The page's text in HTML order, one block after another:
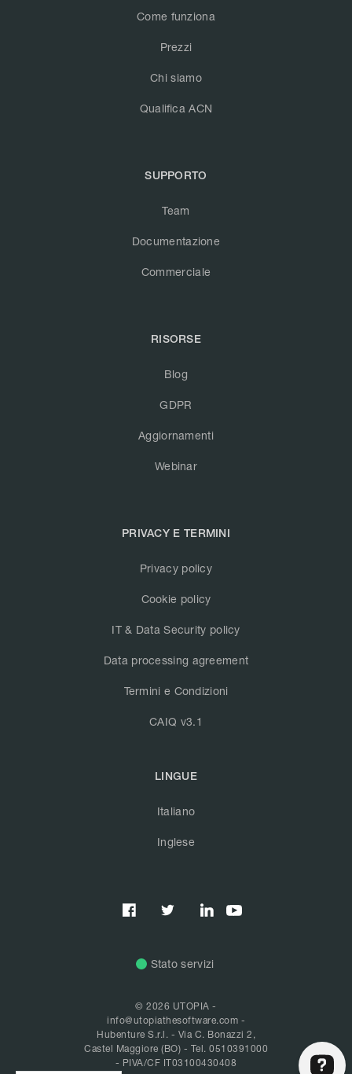
Come funziona
Prezzi
Chi siamo
Qualifica ACN
SUPPORTO
Team
Documentazione
Commerciale
RISORSE
Blog
GDPR
Aggiornamenti
Webinar
PRIVACY E TERMINI
Privacy policy
Cookie policy
IT & Data Security policy
Data processing agreement
Termini e Condizioni
CAIQ v3.1
LINGUE
Italiano
Inglese
  
Stato servizi
© 2026 UTOPIA -
info@utopiathesoftware.com -
Hubenture S.r.l. - Via C. Bonazzi 2,
Castel Maggiore (BO) - Tel. 0510391000
- PIVA/CF IT03100430408